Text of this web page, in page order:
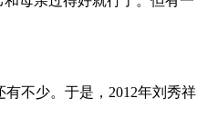
不少。于是，2012年刘秀祥